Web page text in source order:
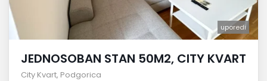
uporedi
JEDNOSOBAN STAN 50M2, CITY KVART
City Kvart, Podgorica